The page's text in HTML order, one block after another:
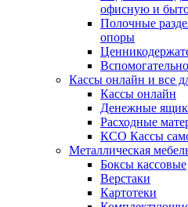
офисную и
Полочные
опоры
Кассы онлайн и все
Кассы онлайн
Денежные
Расходные
КСО Кассы
Металлическая
Боксы кассовые
Верстаки
Картотеки